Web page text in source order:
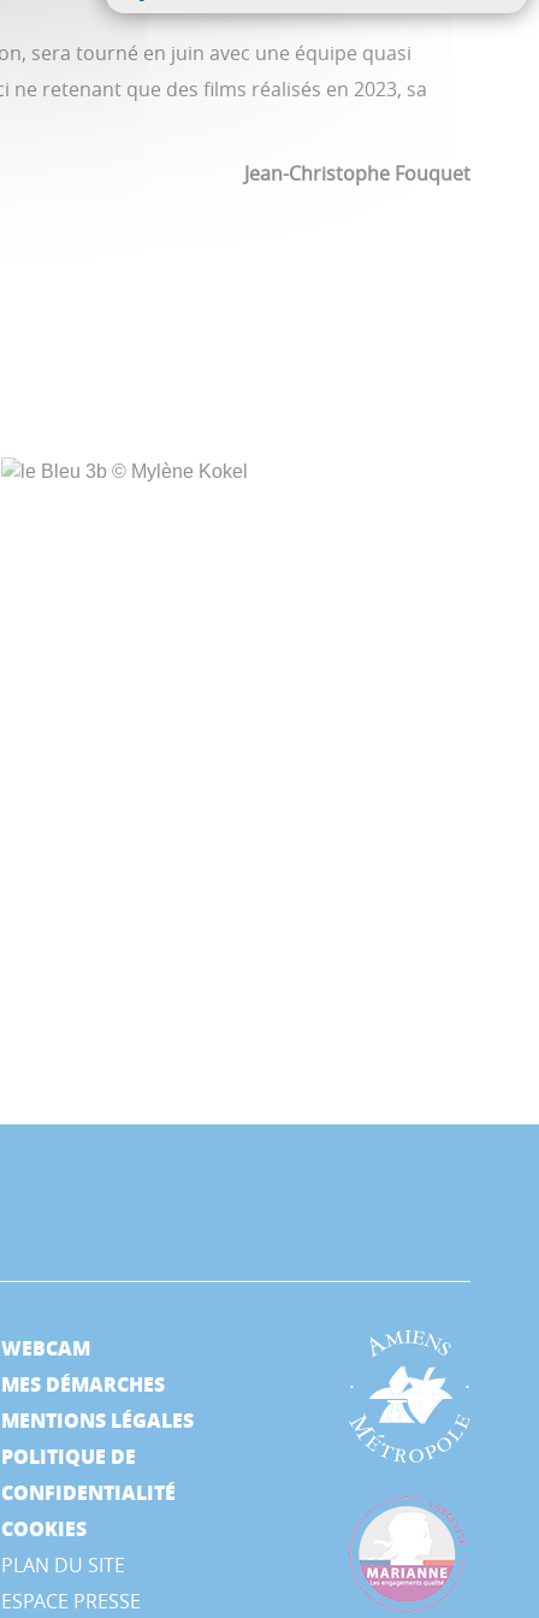
sera tourné en juin avec une équipe quasi
retenant que des films réalisés en 2023, sa
Jean-Christophe Fouquet
WEBCAM
MES DÉMARCHES
MENTIONS LÉGALES
POLITIQUE DE
CONFIDENTIALITÉ
COOKIES
PLAN DU SITE
ESPACE PRESSE